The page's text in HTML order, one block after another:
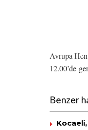
Avrupa
12.00’de
Benzer